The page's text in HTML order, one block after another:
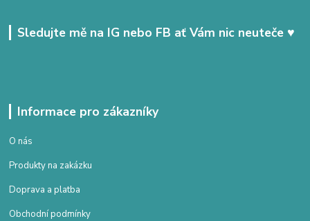
Sledujte mě na IG nebo FB ať Vám nic neuteče ♥
Informace pro zákazníky
O nás
Produkty na zakázku
Doprava a platba
Obchodní podmínky